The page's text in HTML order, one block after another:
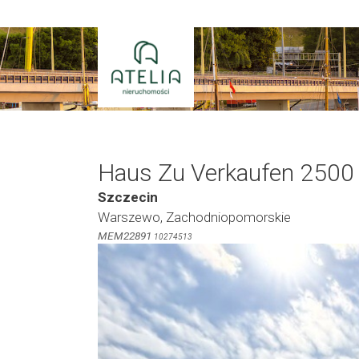
Inhalt
springen
Haus Zu Verkaufen 2500
Szczecin
Warszewo, Zachodniopomorskie
MEM22891 10274513